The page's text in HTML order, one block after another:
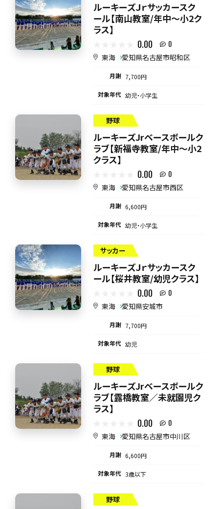
ルーキーズＪｒサッカースク
ール【南山教室/年中～小2ク
ラス】
0.00 0
東海 愛知県名古屋市昭和区
月謝 7,700円
対象年代 幼児・小学生
野球
ルーキーズJrベースボールク
ラブ【新福寺教室/年中～小2
クラス】
0.00 0
東海 愛知県名古屋市西区
月謝 6,600円
対象年代 幼児・小学生
サッカー
ルーキーズＪｒサッカースク
ール【桜井教室/幼児クラス】
0.00 0
東海 愛知県安城市
月謝 7,700円
対象年代 幼児
野球
ルーキーズJrベースボールク
ラブ【露橋教室／未就園児ク
ラス】
0.00 0
東海 愛知県名古屋市中川区
月謝 6,600円
対象年代 3歳以下
野球